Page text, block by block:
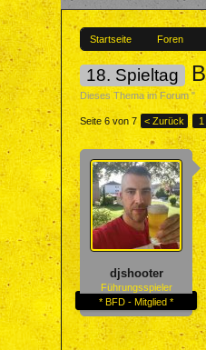
Startseite Foren
18. Spieltag
Dieses Thema im Forum "
Seite 6 von 7 < Zurück 1
djshooter
Führungsspieler
* BFD - Mitglied *